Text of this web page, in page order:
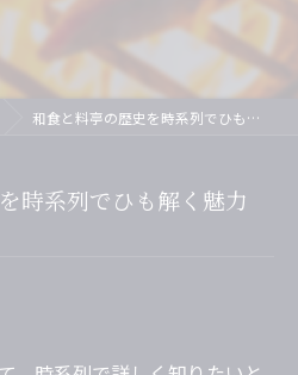
和食と料亭の歴史を時系列でひも解く魅力と起源ガイド
時系列でひも解く魅力